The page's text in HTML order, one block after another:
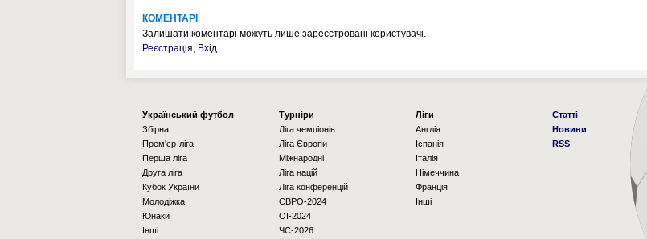
КОМЕНТАРІ
Залишати коментарі можуть лише зареєстровані користувачі.
Реєстрація, Вхід
Українcький футбол
Збірна
Прем'єр-ліга
Перша ліга
Друга ліга
Кубок України
Молодіжка
Юнаки
Інші
Турніри
Ліга чемпіонів
Ліга Європи
Міжнародні
Ліга націй
Ліга конференцій
ЄВРО-2024
OI-2024
ЧС-2026
Ліги
Англія
Іспанія
Італія
Німеччина
Франція
Інші
Статті
Новини
RSS